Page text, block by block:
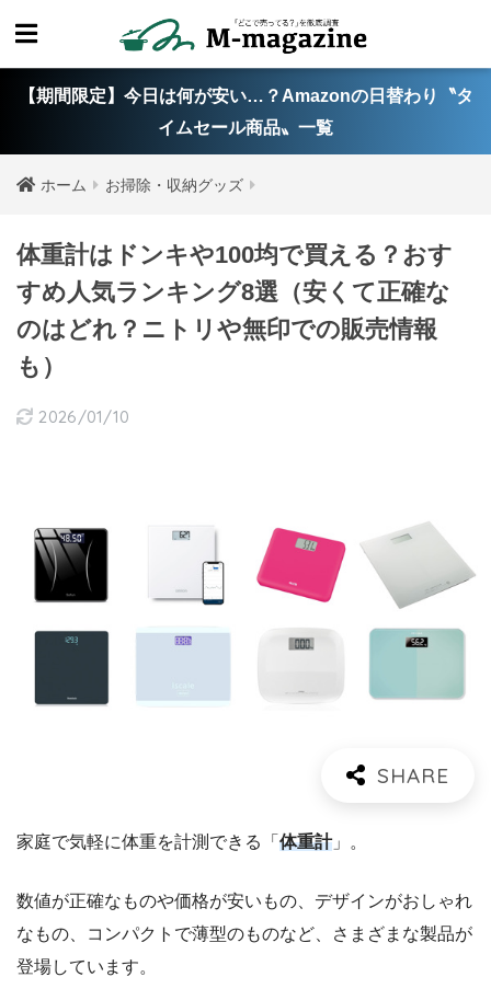
【期間限定】今日は何が安い…？Amazonの日替わり〝タ
イムセール商品〟一覧
ホーム お掃除・収納グッズ
体重計はドンキや100均で買える？おす
すめ人気ランキング8選（安くて正確な
のはどれ？ニトリや無印での販売情報
も）
2026/01/10
家庭で気軽に体重を計測できる「 体重計」。
数値が正確なものや価格が安いもの、デザインがおしゃれ
なもの、コンパクトで薄型のものなど、さまざまな製品が
登場しています。